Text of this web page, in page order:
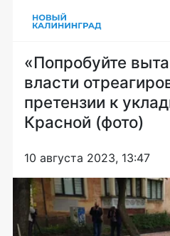
«Попробуйте
власти
претензии к
Красной (фото)
10 августа 2023, 13:47